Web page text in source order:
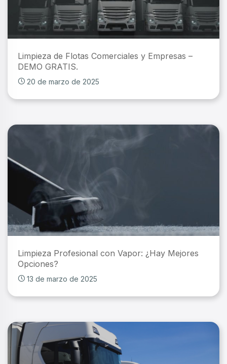
Limpieza de Flotas Comerciales y Empresas –
DEMO GRATIS.
20 de marzo de 2025
Limpieza Profesional con Vapor: ¿Hay Mejores
Opciones?
13 de marzo de 2025